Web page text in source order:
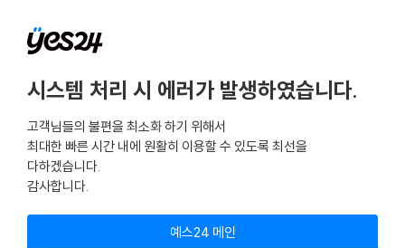
시스템 처리 시 에러가 발생하였습니다.
고객님들의 불편을 최소화 하기 위해서
최대한 빠른 시간 내에 원활히 이용할 수 있도록 최선을
다하겠습니다.
감사합니다.
예스24 메인